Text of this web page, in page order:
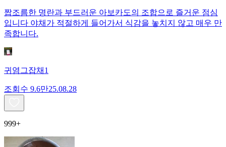
짭조름한 명란과 부드러운 아보카도의 조합으로 즐거운 점심
입니다 야채가 적절하게 들어가서 식감을 놓치지 않고 매우 만
족합니다.
귀염그잡채1
조회수 9.6만25.08.28
999+